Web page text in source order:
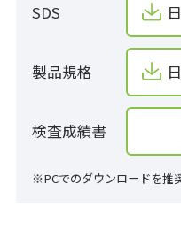
SDS
製品規格
検査成績書
※PCでのダウンロードを推